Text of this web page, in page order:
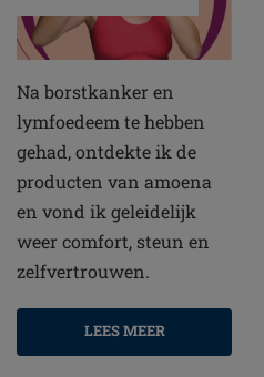
Na borstkanker en
lymfoedeem te hebben
gehad, ontdekte ik de
producten van amoena
en vond ik geleidelijk
weer comfort, steun en
zelfvertrouwen.
LEES MEER